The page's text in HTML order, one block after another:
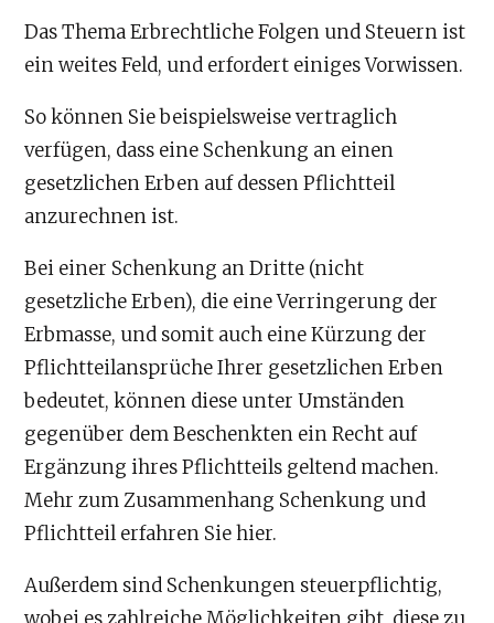
Das Thema Erbrechtliche Folgen und Steuern ist
ein weites Feld, und erfordert einiges Vorwissen.
So können Sie beispielsweise vertraglich
verfügen, dass eine Schenkung an einen
gesetzlichen Erben auf dessen Pflichtteil
anzurechnen ist.
Bei einer Schenkung an Dritte (nicht
gesetzliche Erben), die eine Verringerung der
Erbmasse, und somit auch eine Kürzung der
Pflichtteilansprüche Ihrer gesetzlichen Erben
bedeutet, können diese unter Umständen
gegenüber dem Beschenkten ein Recht auf
Ergänzung ihres Pflichtteils geltend machen.
Mehr zum Zusammenhang Schenkung und
Pflichtteil erfahren Sie hier.
Außerdem sind Schenkungen steuerpflichtig,